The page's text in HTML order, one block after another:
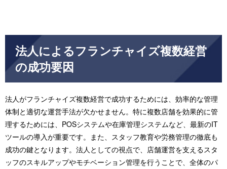
法人によるフランチャイズ複数経営
の成功要因
法人がフランチャイズ複数経営で成功するためには、効率的な管理
体制と適切な運営手法が欠かせません。特に複数店舗を効果的に管
理するためには、POSシステムや在庫管理システムなど、最新のIT
ツールの導入が重要です。また、スタッフ教育や労務管理の徹底も
成功の鍵となります。法人としての視点で、店舗運営を支えるスタ
ッフのスキルアップやモチベーション管理を行うことで、全体のパ